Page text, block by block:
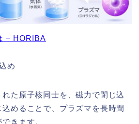
– HORIBA
め
た原子核同士を、磁力で閉じ込
めることで、プラズマを長時間
きます。